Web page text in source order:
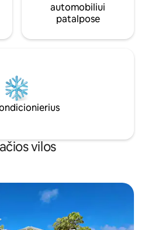
automobiliui
patalpose
vilos